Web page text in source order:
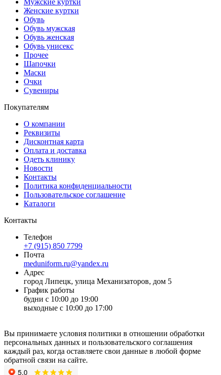
Мужские куртки
Женские куртки
Обувь
Обувь мужская
Обувь женская
Обувь унисекс
Прочее
Шапочки
Маски
Очки
Сувениры
Покупателям
О компании
Реквизиты
Дисконтная карта
Оплата и доставка
Одеть клинику
Новости
Контакты
Политика конфиденциальности
Пользовательское соглашение
Каталоги
Контакты
Телефон
+7 (915) 850 7799
Почта
meduniform.ru@yandex.ru
Адрес
город Липецк, улица Механизаторов, дом 5
График работы
будни с 10:00 до 19:00
выходные с 10:00 до 17:00
Вы принимаете условия политики в отношении обработки
персональных данных и пользовательского соглашения
каждый раз, когда оставляете свои данные в любой форме
обратной связи на сайте.